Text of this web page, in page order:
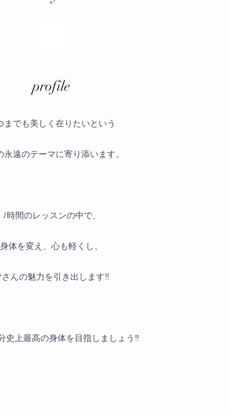
​profile
までも美しく在りたいという
永遠のテーマに寄り添います。
1時間のレッスンの中で、
身体を変え、心も軽くし、
さんの魅力を引き出します‼︎
史上最高の身体を目指しましょう‼︎